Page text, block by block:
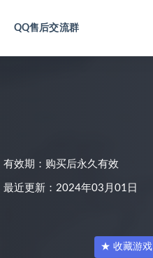
QQ售后交流群
有效期：购买后永久有效
最近更新：2024年03月01日
★ 收藏游戏